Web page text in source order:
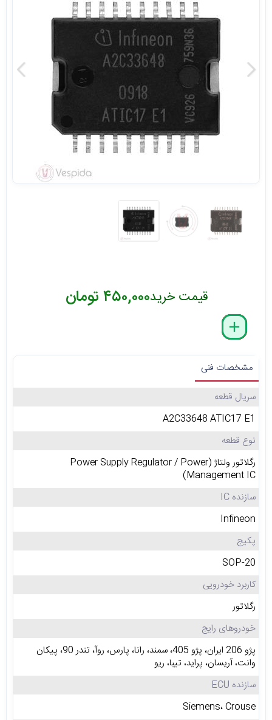
قیمت خرید۴۵۰,۰۰۰ تومان
delete
remove
add
مشخصات فنی
سریال قطعه
A2C33648 ATIC17 E1
نوع قطعه
رگلاتور ولتاژ (Power Supply Regulator / Power
Management IC)
سازنده IC
Infineon
پکیج
SOP-20
کاربرد خودرویی
رگلاتور
خودروهای رایج
پژو 206 ایران، پژو 405، سمند، رانا، پارس، روآ، تندر 90، پیکان
وانت، آریسان، پراید، تیبا، ریو
سازنده ECU
Siemens، Crouse